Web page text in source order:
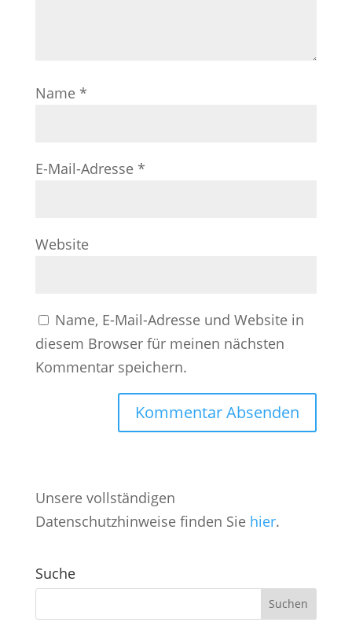
Name *
E-Mail-Adresse *
Website
Name, E-Mail-Adresse und Website in
diesem Browser für meinen nächsten
Kommentar speichern.
Unsere vollständigen
Datenschutzhinweise finden Sie hier.
Suche